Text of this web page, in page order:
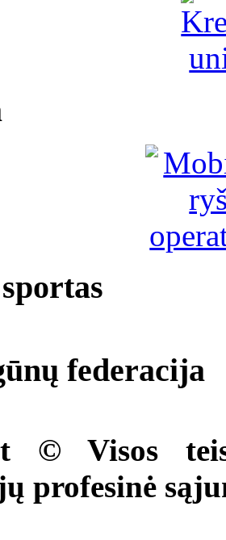
federacija
© Visos
profesinė